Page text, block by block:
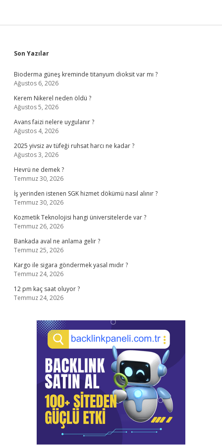
Sidebar
Son Yazılar
Bioderma güneş kreminde titanyum dioksit var mı ?
Ağustos 6, 2026
Kerem Nikerel neden öldü ?
Ağustos 5, 2026
Avans faizi nelere uygulanır ?
Ağustos 4, 2026
2025 yivsiz av tüfeği ruhsat harcı ne kadar ?
Ağustos 3, 2026
Hevrü ne demek ?
Temmuz 30, 2026
İş yerinden istenen SGK hizmet dökümü nasıl alınır ?
Temmuz 30, 2026
Kozmetik Teknolojisi hangi üniversitelerde var ?
Temmuz 26, 2026
Bankada aval ne anlama gelir ?
Temmuz 25, 2026
Kargo ile sigara göndermek yasal mıdır ?
Temmuz 24, 2026
12 pm kaç saat oluyor ?
Temmuz 24, 2026